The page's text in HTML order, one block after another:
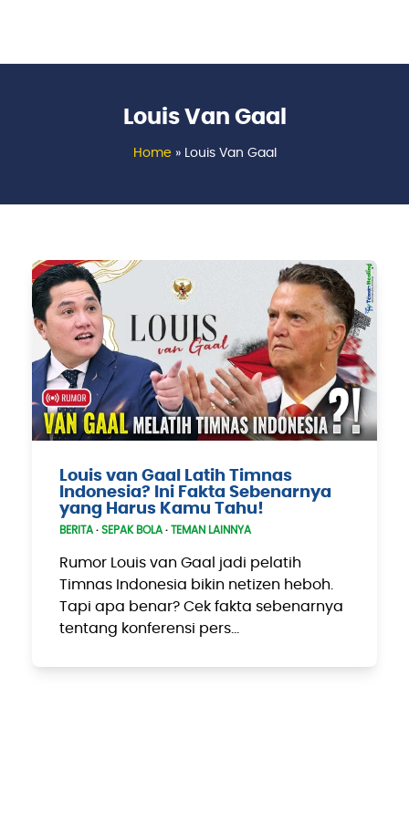
Louis Van Gaal
Home » Louis Van Gaal
Louis van Gaal Latih Timnas
Indonesia? Ini Fakta Sebenarnya
yang Harus Kamu Tahu!
BERITA· SEPAK BOLA· TEMAN LAINNYA
Rumor Louis van Gaal jadi pelatih
Timnas Indonesia bikin netizen heboh.
Tapi apa benar? Cek fakta sebenarnya
tentang konferensi pers…